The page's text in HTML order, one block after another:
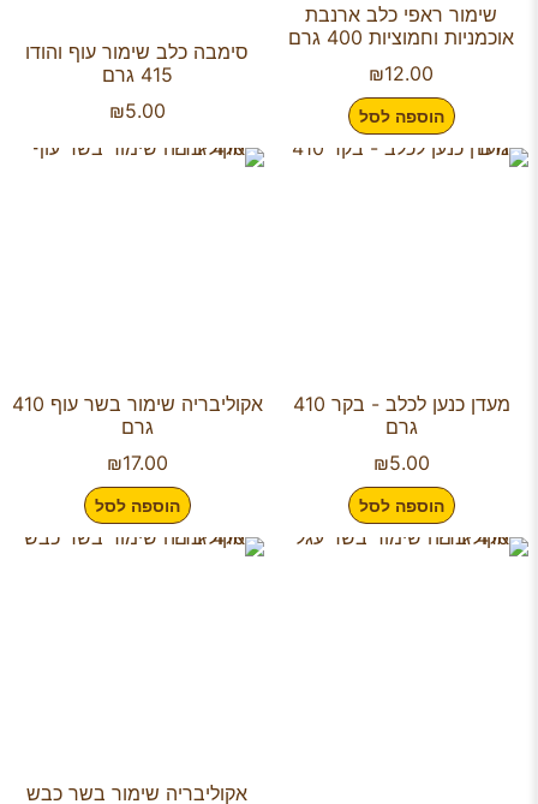
שימור ראפי כלב ארנבת
אוכמניות וחמוציות 400 גרם
₪12.00
הוספה לסל
סימבה כלב שימור עוף והודו
415 גרם
₪5.00
מעדן כנען לכלב - בקר 410
גרם
₪5.00
הוספה לסל
אקוליבריה שימור בשר עוף 410
גרם
₪17.00
הוספה לסל
אקוליבריה שימור בשר כבש